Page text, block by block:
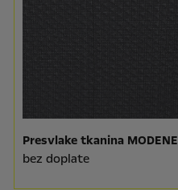
Presvlake tkanina MODENE
bez doplate